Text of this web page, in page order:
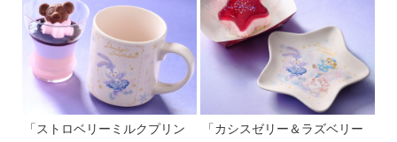
「ストロベリーミルクプリン
「カシスゼリー＆ラズベリー